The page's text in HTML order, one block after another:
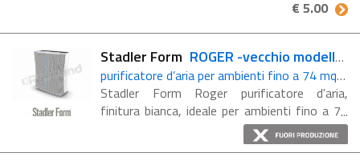
microrganismi dannosi. RESPIRABILE e non
nocivo per l'uomo (senza ...
€ 5.00
Stadler Form ROGER -vecchio modello-
purificatore d’aria per ambienti fino a 74 mq - Elimina virus e batteri
Stadler Form Roger purificatore d'aria,
finitura bianca, ideale per ambienti fino a 74
mq Rimuove inquinanti nocivi, gas e odori
Indicatore della qualità dell'aria integrato La ...